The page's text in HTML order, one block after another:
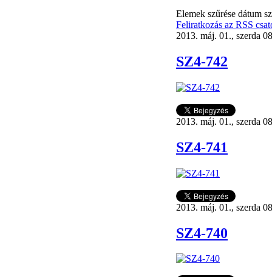
Elemek szűrése dátum
Feliratkozás az RSS
2013. máj. 01., szerda
SZ4-742
2013. máj. 01., szerda
SZ4-741
2013. máj. 01., szerda
SZ4-740